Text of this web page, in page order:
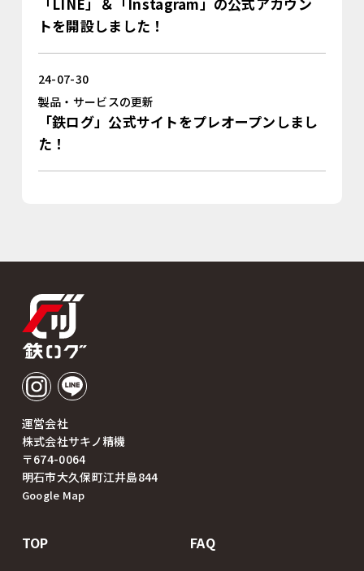
トを開設しました！
24-07-30
製品・サービスの更新
「鉄ログ」公式サイトをプレオープンしまし
た！
運営会社
株式会社サキノ精機
〒674-0064
明石市大久保町江井島844
Google Map
TOP
FAQ